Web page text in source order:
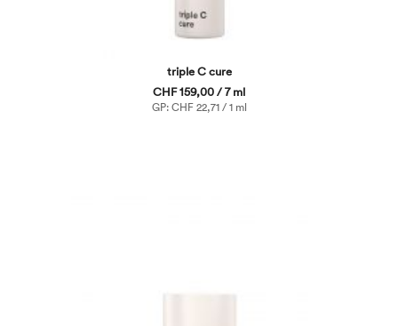
triple C cure
CHF 159,00 / 7 ml
GP: CHF 22,71 / 1 ml